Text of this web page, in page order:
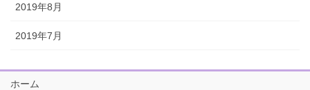
2019年8月
2019年7月
ホーム